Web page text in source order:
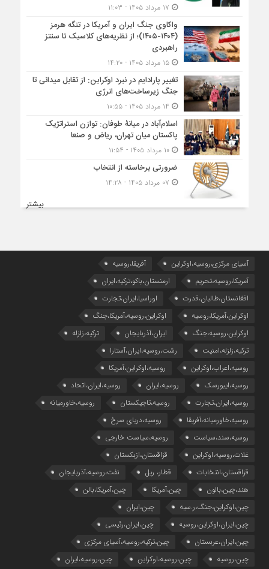
واکاوی جنگ ایران و آمریکا در تنگه هرمز
(۱۴۰۴-۱۴۰۵)؛ از نظریه‌های کلاسیک تا سنتز
راهبردی
۱۵ مرداد ۱۴۰۵ - ۱۴:۲۰
تغییر پارادایم در نبرد اوکراین: از تقابل میدانی تا
جنگ زیرساخت‌های انرژی
اسلام‌آباد در میانۀ طوفان: توازن استراتژیک
پاکستان میان تهران، ریاض و صنعا
۱۰ مرداد ۱۴۰۵ - ۱۱:۵۴
ضرورتی برخاسته از انتخاب
بیشتر
آسیای مرکزی،روسیه،اوکراین
آفریقا،روسیه
آمریکا،روسیه،تحریم
ارمنستان،باکو،ترکیه،ایران
افغانستان،طالبان،قدرت
اوراسیا،ایران،تجارت
اوکراین،آمریکا،روسیه
اوکراین،روسیه،آمریکا،جنگ
اوکراین،روسیه،جنگ
ایران،آذربایجان
ترکیه،زلزله
ترکیه،زلزله،امنیت
رشت،روسیه،ایران،آستارا
روسیه،اعراب،اوکراین
روسیه،اوکراین،آمریکا
روسیه،ایبورسک
روسیه،ایران
روسیه،ایران،اتحاد
روسیه،ایران،تجارت
روسیه،تاجیکستان
روسیه،خاورمیانه
روسیه،خاورمیانه،آفریقا
روسیه،دریای سرخ
روسیه،سند،سیاست
روسیه،سیاست خارجی
غلات،روسیه،اوکراین
قزاقستان،ازبکستان
قزاقستان،انتخابات
قطار، ریل
نفت،روسیه،آذربایجان
هند،چین،بالون
چین،آمریکا
چین،آمریکا،بالن
چین،اوکراین،جنگ،ر.سیه
چین،ایران
چین،ایران،اوکراین،روسیه
چین،ایران،رئیسی
چین،ایران،عربستان
چین،ترکیه،روسیه،آسیای مرکزی
چین،روسیه
چین،روسیه،اوکراین چین،روسیه،ایران